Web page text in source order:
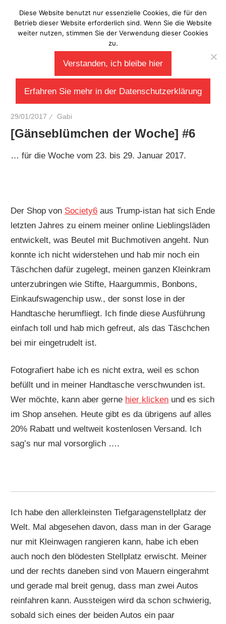
Inhalt
springen
Laberladen
29/01/2017 Gabi
[Gänseblümchen der Woche] #6
… für die Woche vom 23. bis 29. Januar 2017.
Der Shop von Society6 aus Trump-istan hat sich Ende
letzten Jahres zu einem meiner online Lieblingsläden
entwickelt, was Beutel mit Buchmotiven angeht. Nun
konnte ich nicht widerstehen und hab mir noch ein
Täschchen dafür zugelegt, meinen ganzen Kleinkram
unterzubringen wie Stifte, Haargummis, Bonbons,
Einkaufswagenchip usw., der sonst lose in der
Handtasche herumfliegt. Ich finde diese Ausführung
einfach toll und hab mich gefreut, als das Täschchen
bei mir eingetrudelt ist.
Fotografiert habe ich es nicht extra, weil es schon
befüllt und in meiner Handtasche verschwunden ist.
Wer möchte, kann aber gerne hier klicken und es sich
im Shop ansehen. Heute gibt es da übrigens auf alles
20% Rabatt und weltweit kostenlosen Versand. Ich
sag’s nur mal vorsorglich ….
Ich habe den allerkleinsten Tiefgaragenstellplatz der
Welt. Mal abgesehen davon, dass man in der Garage
nur mit Kleinwagen rangieren kann, habe ich eben
auch noch den blödesten Stellplatz erwischt. Meiner
und der rechts daneben sind von Mauern eingerahmt
und gerade mal breit genug, dass man zwei Autos
reinfahren kann. Aussteigen wird da schon schwierig,
sobald sich eines der beiden Autos ein paar
Diese Website benutzt nur essenzielle Cookies, die für den
Betrieb dieser Website erforderlich sind. Wenn Sie die Website
weiter nutzen, stimmen Sie der Verwendung dieser Cookies
zu.
Verstanden, ich bleibe hier
Erfahren Sie mehr in der Datenschutzerklärung